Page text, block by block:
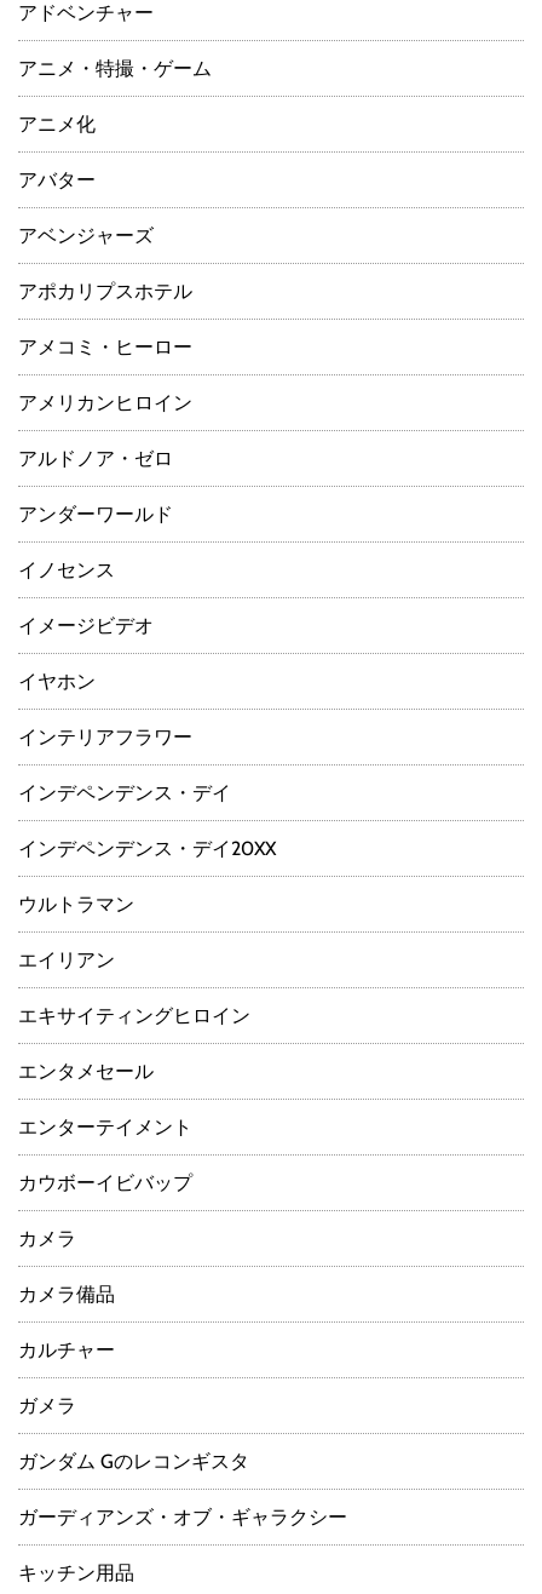
アドベンチャー
アニメ・特撮・ゲーム
アニメ化
アバター
アベンジャーズ
アポカリプスホテル
アメコミ・ヒーロー
アメリカンヒロイン
アルドノア・ゼロ
アンダーワールド
イノセンス
イメージビデオ
イヤホン
インテリアフラワー
インデペンデンス・デイ
インデペンデンス・デイ20XX
ウルトラマン
エイリアン
エキサイティングヒロイン
エンタメセール
エンターテイメント
カウボーイビバップ
カメラ
カメラ備品
カルチャー
ガメラ
ガンダム Gのレコンギスタ
ガーディアンズ・オブ・ギャラクシー
キッチン用品